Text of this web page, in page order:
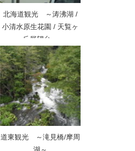
北海道観光 ～涛沸湖 /
小清水原生花園 / 天覧ヶ
丘展望台～
道東観光 ～滝見橋/摩周